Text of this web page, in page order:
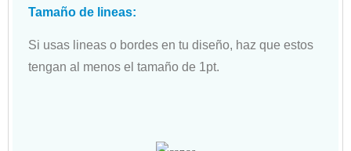
Tamaño de lineas:
Si usas lineas o bordes en tu diseño, haz que estos
tengan al menos el tamaño de 1pt.